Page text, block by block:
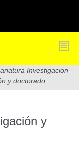
Investigacion
y doctorado
y